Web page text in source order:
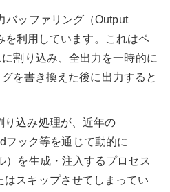
バッファリング（Output
を利用しています。これはペ
割り込み、全出力を一時的に
を書き換えた後に出力すると
り込み処理が、近年の
フック等を通じて動的に
）を生成・注入するプロセス
はスキップさせてしまってい